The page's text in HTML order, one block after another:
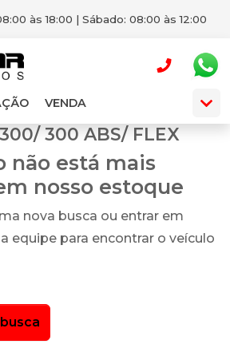
às 18:00 | Sábado: 08:00 às 12:00
VENDA
300 ABS/ FLEX
não está mais
nosso estoque
nova busca ou entrar em
equipe para encontrar o veículo